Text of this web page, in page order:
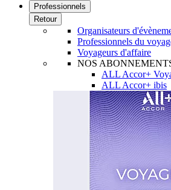
Professionnels
Retour
Organisateurs
Professionnels du
Voyageurs d'affaire
NOS
ALL Accor+
ALL Accor+ ibis